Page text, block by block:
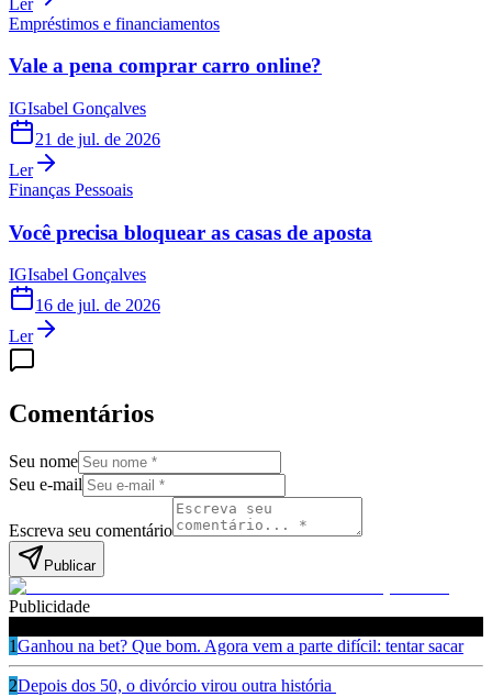
Empréstimos e financiamentos
Vale a pena comprar carro online?
IGIsabel Gonçalves
21 de jul. de 2026
Ler
Finanças Pessoais
Você precisa bloquear as casas de aposta
IGIsabel Gonçalves
16 de jul. de 2026
Ler
Comentários
Seu nome
Seu e-mail
Escreva seu comentário
Publicar
Publicidade
1Ganhou na bet? Que bom. Agora vem a parte difícil: tentar sacar
2Depois dos 50, o divórcio virou outra história